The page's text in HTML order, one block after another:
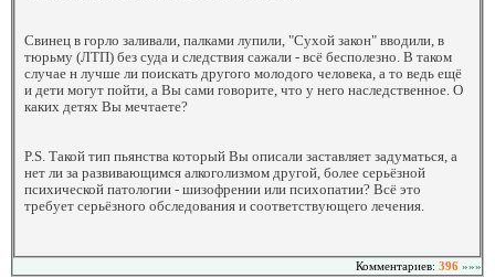
Свинец в горло заливали, палками лупили, "Сухой закон" вводили, в
тюрьму (ЛТП) без суда и следствия сажали - всё бесполезно. В таком
случае н лучше ли поискать другого молодого человека, а то ведь ещё
и дети могут пойти, а Вы сами говорите, что у него наследственное. О
каких детях Вы мечтаете?
P.S. Такой тип пьянства который Вы описали заставляет задуматься, а
нет ли за развивающимся алкоголизмом другой, более серьёзной
психической патологии - шизофрении или психопатии? Всё это
требует серьёзного обследования и соответствующего лечения.
Комментариев: 396 »»»